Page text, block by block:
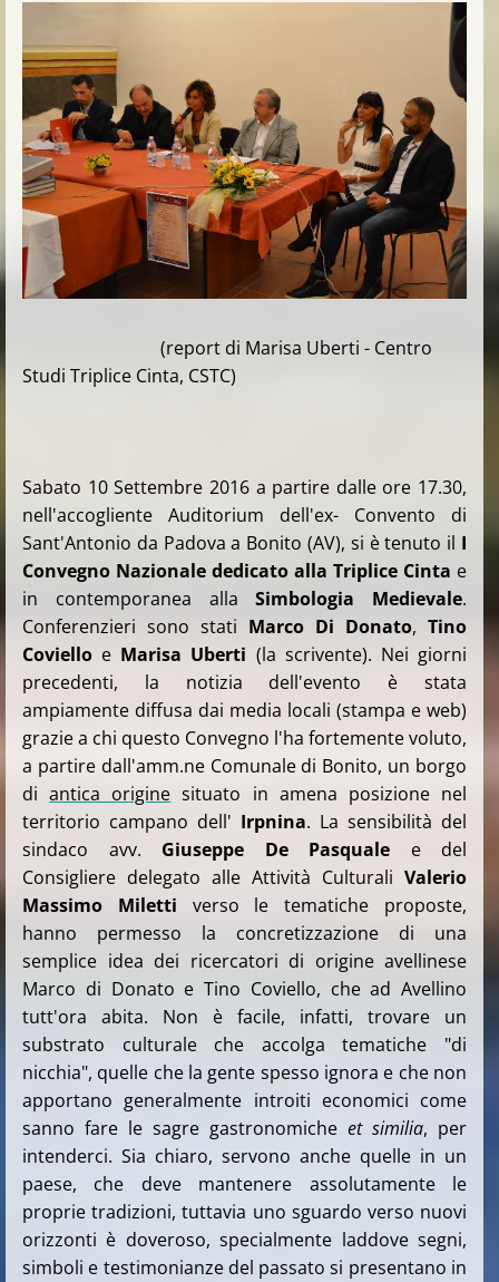
(report di Marisa Uberti - Centro
Studi Triplice Cinta, CSTC)
Sabato 10 Settembre 2016 a partire dalle ore 17.30,
nell'accogliente Auditorium dell'ex- Convento di
Sant'Antonio da Padova a Bonito (AV), si è tenuto il I
Convegno Nazionale dedicato alla Triplice Cinta e
in contemporanea alla Simbologia Medievale.
Conferenzieri sono stati Marco Di Donato,Tino
Coviello e Marisa Uberti (la scrivente). Nei giorni
precedenti, la notizia dell'evento è stata
ampiamente diffusa dai media locali (stampa e web)
grazie a chi questo Convegno l'ha fortemente voluto,
a partire dall'amm.ne Comunale di Bonito, un borgo
diantica origine situato in amena posizione nel
territorio campano dell' Irpnina. La sensibilità del
sindaco avv. Giuseppe De Pasquale e del
Consigliere delegatoalle Attività CulturaliValerio
Massimo Miletti verso le tematiche proposte,
hanno permesso la concretizzazione di una
semplice idea dei ricercatori di origine avellinese
Marco di Donato e Tino Coviello, che ad Avellino
tutt'ora abita. Non è facile, infatti, trovare un
substrato culturale che accolga tematiche "di
nicchia", quelle che la gente spesso ignora e che non
apportano generalmente introiti economici come
sanno fare le sagre gastronomicheet similia, per
intenderci. Sia chiaro, servono anche quelle in un
paese, che deve mantenere assolutamente le
proprie tradizioni, tuttavia uno sguardo verso nuovi
orizzonti è doveroso, specialmente laddove segni,
simboli e testimonianze del passato si presentano in